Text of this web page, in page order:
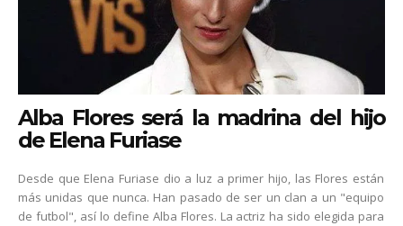
Alba Flores será la madrina del hijo
de Elena Furiase
Desde que Elena Furiase dio a luz a primer hijo, las Flores están
más unidas que nunca. Han pasado de ser un clan a un "equipo
de futbol", así lo define Alba Flores. La actriz ha sido elegida para